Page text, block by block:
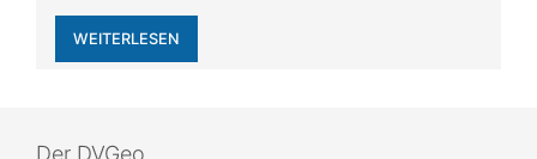
WEITERLESEN
Der DVGeo